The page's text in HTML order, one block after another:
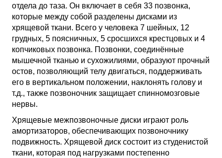
отдела до таза. Он включает в себя 33 позвонка,
которые между собой разделены дисками из
хрящевой ткани. Всего у человека 7 шейных, 12
грудных, 5 поясничных, 5 сросшихся крестцовых и 4
копчиковых позвонка. Позвонки, соединённые
мышечной тканью и сухожилиями, образуют прочный
остов, позволяющий телу двигаться, поддерживать
его в вертикальном положении, наклонять голову и
т.д., также позвоночник защищает спинномозговые
нервы.
Хрящевые межпозвоночные диски играют роль
амортизаторов, обеспечивающих позвоночнику
подвижность. Хрящевой диск состоит из студенистой
ткани, которая под нагрузками постепенно